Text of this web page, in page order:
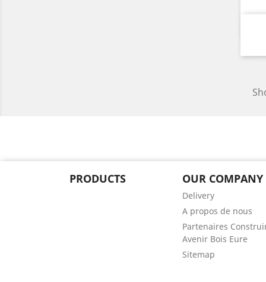
PRODUCTS OUR COMPANY
Delivery
A propos de nous
Partenaires
Avenir Bois Eure
Sitemap